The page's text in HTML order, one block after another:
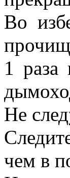
Во
1 раза
Не
чем в